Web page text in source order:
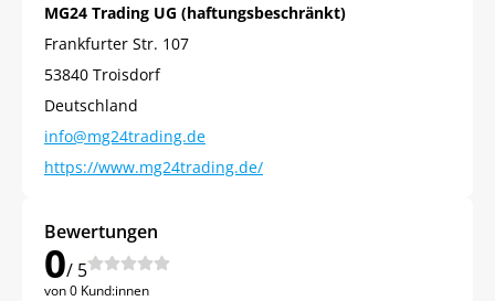
MG24 Trading UG (haftungsbeschränkt)
Frankfurter Str. 107
53840 Troisdorf
Deutschland
info@mg24trading.de
https://www.mg24trading.de/
Bewertungen
0/ 5
von 0 Kund:innen